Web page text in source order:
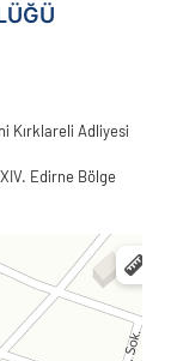
Kırklareli Adliyesi
Edirne Bölge